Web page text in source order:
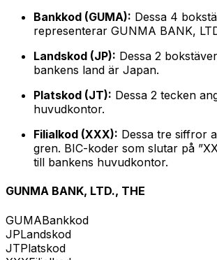
Bankkod (GUMA): Dessa 4
representerar GUNMA BANK,
Landskod (JP): Dessa 2
bankens land är Japan.
Platskod (JT): Dessa 2 tecken
huvudkontor.
Filialkod (XXX): Dessa tre siffror
gren. BIC-koder som slutar på
till bankens huvudkontor.
GUNMA BANK, LTD., THE
GUMABankkod
JPLandskod
JTPlatskod